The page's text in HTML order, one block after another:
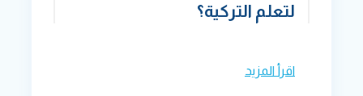
لتعلم التركية؟
اقرأ المزيد